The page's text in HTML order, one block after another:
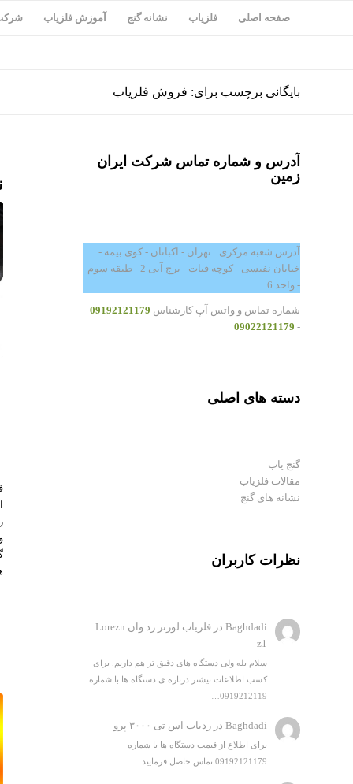
صفحه اصلی فلزیاب نشانه گنج آموزش فلزیاب
بایگانی برچسب برای: فروش فلزیاب
آدرس و شماره تماس شرکت ایران
زمین
آدرس شعبه مرکزی : تهران - اکباتان - کوی بیمه -
خیابان نفیسی - کوچه فیات - برج آبی 2 - طبقه سوم
- واحد 6
شماره تماس و واتس آپ کارشناس 09192121179
-
09022121179
دسته های اصلی
گنج یاب
مقالات فلزیاب
نشانه های گنج
نظرات کاربران
Baghdadi در
فلزیاب لورنز زد وان Lorezn
z1
سلام بله ولی دستگاه های دقیق تر هم داریم. برای
کسب اطلاعات بیشتر درباره ی دستگاه ها با شماره
0919212119…
Baghdadi درردیاب اس تی ۳۰۰۰ پرو
برای اطلاع از قیمت دستگاه ها با شماره
09192121179 تماس حاصل فرمایید.